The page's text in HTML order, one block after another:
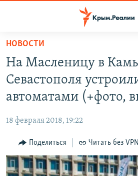
Вернуться
основному
содержанию
главной
навигации
Вернутся
поиску
11 ЛЕТ ОККУПАЦИИ КРЫМА. 11 ИСТОРИЙ
ЕЩЕ
ИНТЕРАКТИВ
ИНФОГРАФИКА
РАДІО СВОБОДА
КАК ОБОЙТИ БЛОКИРОВКУ
НОВОСТИ
На Масленицу в
Севастополя
автоматами (+фото,
18 февраля 2018, 19:22
Поделиться Читать без VPN